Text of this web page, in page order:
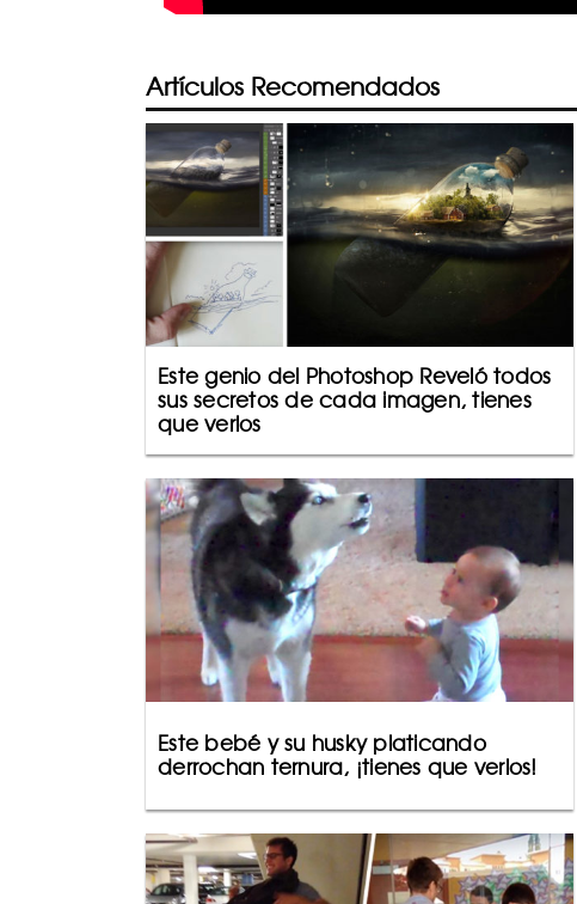
Artículos Recomendados
Este genio del Photoshop Reveló todos
sus secretos de cada imagen, tienes
que verlos
Este bebé y su husky platicando
derrochan ternura, ¡tienes que verlos!